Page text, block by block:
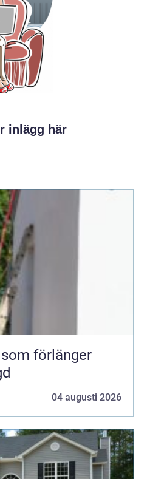
inlägg här
förlänger
04 augusti 2026